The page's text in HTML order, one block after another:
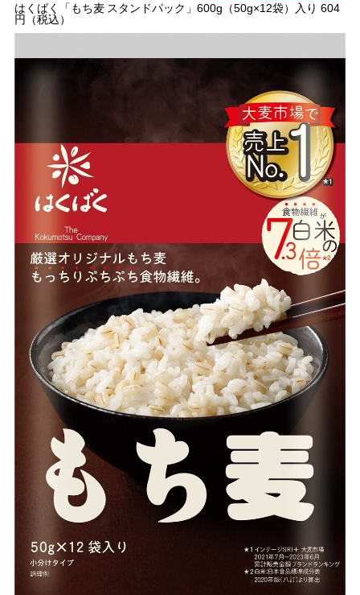
はくばく「もち麦 スタンドパック」600g（50g×12袋）入り 604
円（税込）